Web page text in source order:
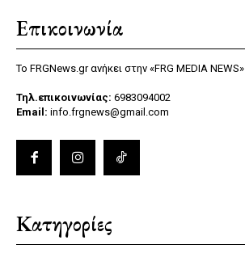
Επικοινωνία
Το FRGNews.gr ανήκει στην «FRG MEDIA NEWS»
Τηλ.επικοινωνίας: 6983094002
Email: info.frgnews@gmail.com
Κατηγορίες